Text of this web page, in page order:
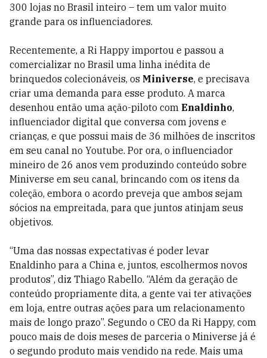
300 lojas no Brasil inteiro – tem um valor muito
grande para os influenciadores.
Recentemente, a Ri Happy importou e passou a
comercializar no Brasil uma linha inédita de
brinquedos colecionáveis, os Miniverse, e precisava
criar uma demanda para esse produto. A marca
desenhou então uma ação-piloto com Enaldinho,
influenciador digital que conversa com jovens e
crianças, e que possui mais de 36 milhões de inscritos
em seu canal no Youtube. Por ora, o influenciador
mineiro de 26 anos vem produzindo conteúdo sobre
Miniverse em seu canal, brincando com os itens da
coleção, embora o acordo preveja que ambos sejam
sócios na empreitada, para que juntos atinjam seus
objetivos.
“Uma das nossas expectativas é poder levar
Enaldinho para a China e, juntos, escolhermos novos
produtos”, diz Thiago Rabello. “Além da geração de
conteúdo propriamente dita, a gente vai ter ativações
em loja, entre outras ações para um relacionamento
mais de longo prazo”. Segundo o CEO da Ri Happy, com
pouco mais de dois meses de parceria o Miniverse já é
o segundo produto mais vendido na rede. Mais uma